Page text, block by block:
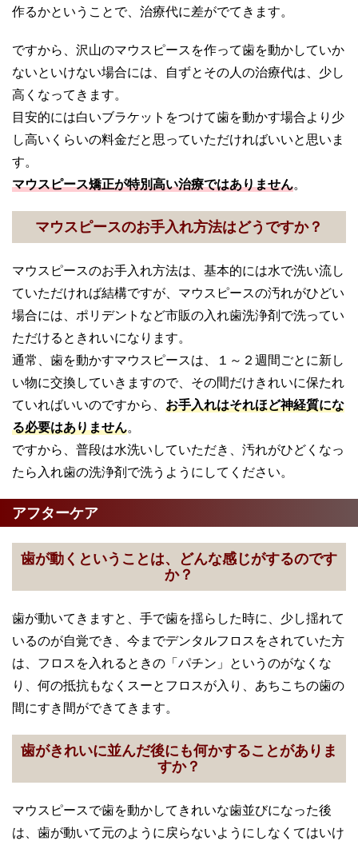
作るかということで、治療代に差がでてきます。
ですから、沢山のマウスピースを作って歯を動かしていか
ないといけない場合には、自ずとその人の治療代は、少し
高くなってきます。
目安的には白いブラケットをつけて歯を動かす場合より少
し高いくらいの料金だと思っていただければいいと思いま
す。
マウスピース矯正が特別高い治療ではありません。
マウスピースのお手入れ方法はどうですか？
マウスピースのお手入れ方法は、基本的には水で洗い流し
ていただければ結構ですが、マウスピースの汚れがひどい
場合には、ポリデントなど市販の入れ歯洗浄剤で洗ってい
ただけるときれいになります。
通常、歯を動かすマウスピースは、１～２週間ごとに新し
い物に交換していきますので、その間だけきれいに保たれ
ていればいいのですから、 お手入れはそれほど神経質にな
る必要はありません。
ですから、普段は水洗いしていただき、汚れがひどくなっ
たら入れ歯の洗浄剤で洗うようにしてください。
アフターケア
歯が動くということは、どんな感じがするのです
か？
歯が動いてきますと、手で歯を揺らした時に、少し揺れて
いるのが自覚でき、今までデンタルフロスをされていた方
は、フロスを入れるときの「パチン」というのがなくな
り、何の抵抗もなくスーとフロスが入り、あちこちの歯の
間にすき間ができてきます。
歯がきれいに並んだ後にも何かすることがありま
すか？
マウスピースで歯を動かしてきれいな歯並びになった後
は、歯が動いて元のように戻らないようにしなくてはいけ